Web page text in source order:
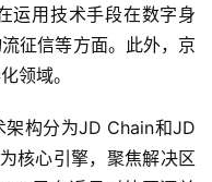
运用技术手段在数字身
征信等方面。此外，京
领域。
架构分为JD Chain和JD
核心引擎，聚焦解决区